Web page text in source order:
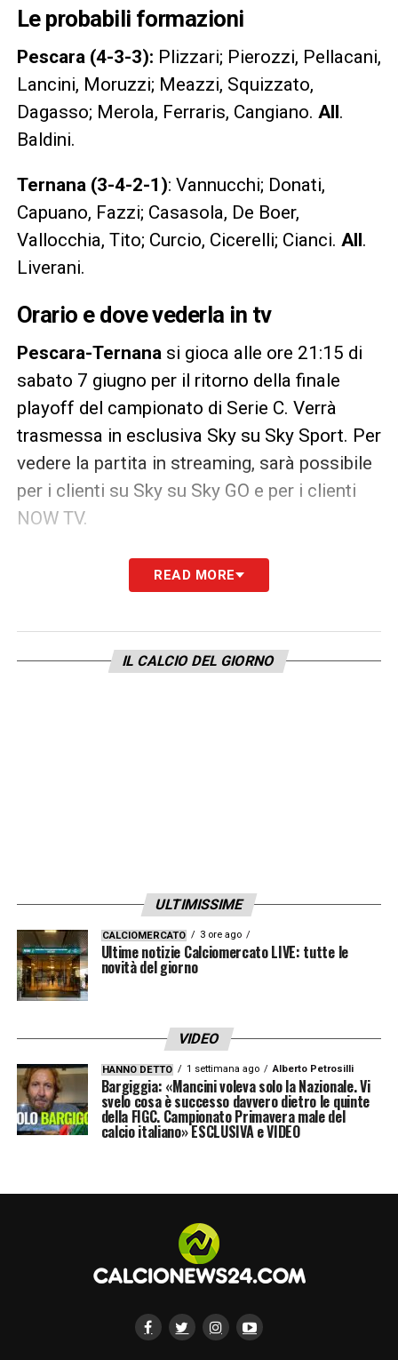
Le probabili formazioni
Pescara (4-3-3): Plizzari; Pierozzi, Pellacani,
Lancini, Moruzzi; Meazzi, Squizzato,
Dagasso; Merola, Ferraris, Cangiano. All.
Baldini.
Ternana (3-4-2-1): Vannucchi; Donati,
Capuano, Fazzi; Casasola, De Boer,
Vallocchia, Tito; Curcio, Cicerelli; Cianci. All.
Liverani.
Orario e dove vederla in tv
Pescara-Ternana si gioca alle ore 21:15 di
sabato 7 giugno per il ritorno della finale
playoff del campionato di Serie C. Verrà
trasmessa in esclusiva Sky su Sky Sport. Per
vedere la partita in streaming, sarà possibile
per i clienti su Sky su Sky GO e per i clienti
NOW TV.
LA PLAYLIST DELLE NOSTRE TOP NEWS
READ MORE
IL CALCIO DEL GIORNO
ULTIMISSIME
CALCIOMERCATO 3 ore ago
Ultime notizie Calciomercato LIVE: tutte le
novità del giorno
VIDEO
HANNO DETTO 1 settimana ago Alberto Petrosilli
Bargiggia: «Mancini voleva solo la Nazionale. Vi
svelo cosa è successo davvero dietro le quinte
della FIGC. Campionato Primavera male del
calcio italiano» ESCLUSIVA e VIDEO